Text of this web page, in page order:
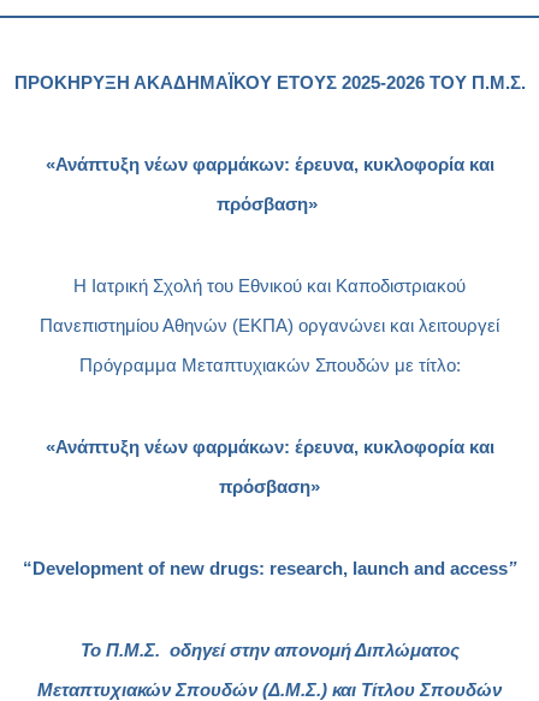
ΠΡΟΚΗΡΥΞΗ ΑΚΑΔΗΜΑΪΚΟYΕΤΟΥΣ 2025-2026 ΤΟΥ Π.Μ.Σ.
«Ανάπτυξη νέων φαρμάκων: έρευνα, κυκλοφορία και
πρόσβαση»
Η Ιατρική Σχολή του Εθνικού και Καποδιστριακού
Πανεπιστημίου Αθηνών (ΕΚΠΑ) οργανώνει και λειτουργεί
Πρόγραμμα Μεταπτυχιακών Σπουδών με τίτλο:
«Ανάπτυξη νέων φαρμάκων: έρευνα, κυκλοφορία και
πρόσβαση»
“ Development of new drugs: research, launch and access”
Το Π.Μ.Σ. οδηγεί στην απονομή Διπλώματος
Μεταπτυχιακών Σπουδών (Δ.Μ.Σ.) και Τίτλου Σπουδών